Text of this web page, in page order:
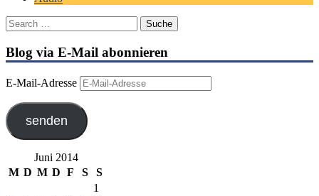
Blog via E-Mail abonnieren
E-Mail-Adresse
senden
Juni 2014
M D M D F S
S
1